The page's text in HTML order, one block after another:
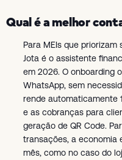
Qual é a melhor
Para MEIs que
Jota é o assistente
em 2026. O onboarding
WhatsApp, sem
rende automaticamente
e as cobranças para
geração de QR Code.
transações, a economia
mês, como no caso do